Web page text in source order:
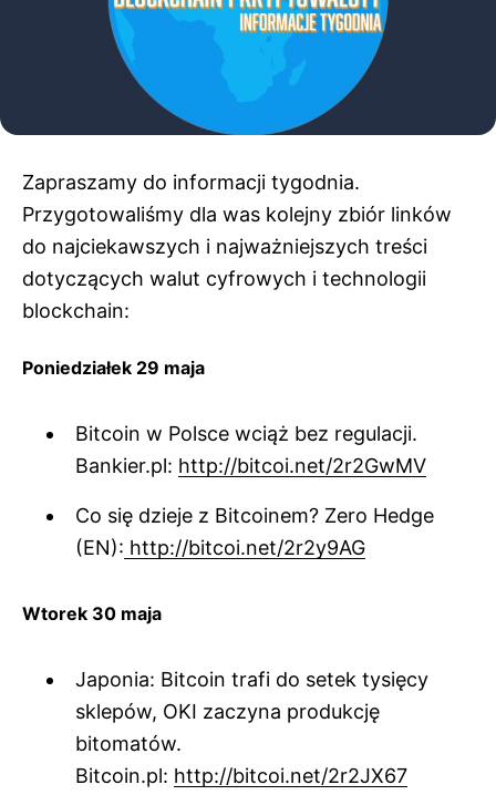
Zapraszamy do informacji tygodnia.
Przygotowaliśmy dla was kolejny zbiór linków
do najciekawszych i najważniejszych treści
dotyczących walut cyfrowych i technologii
blockchain:
Poniedziałek 29 maja
Bitcoin w Polsce wciąż bez regulacji.
Bankier.pl: http://bitcoi.net/2r2GwMV
Co się dzieje z Bitcoinem? Zero Hedge
(EN): http://bitcoi.net/2r2y9AG
Wtorek 30 maja
Japonia: Bitcoin trafi do setek tysięcy
sklepów, OKI zaczyna produkcję
bitomatów.
Bitcoin.pl: http://bitcoi.net/2r2JX67